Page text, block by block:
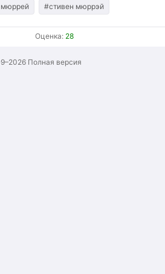
мюррей #стивен мюррэй
Оценка: 28
Полная версия